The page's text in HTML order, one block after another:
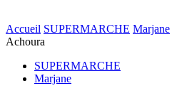
Accueil SUPERMARCHE Marjane
Achoura
SUPERMARCHE
Marjane